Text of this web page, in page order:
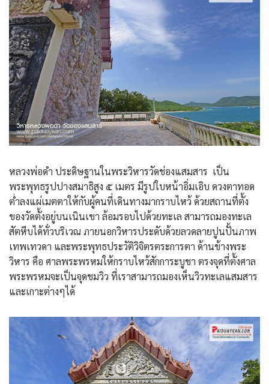
หลวงพ่อดำ ประดิษฐานในพระวิหารวัดช่องแสมสาร เป็น
พระพุทธรูปปางสมาธิสูง ๕ เมตร มีรูปใบหน้าอิ่มเอิบ ดวงตาทอด
ต่ำลงแผ่เมตตาให้กับผู้คนที่เดินทางมากราบไหว้ ด้วยสถานที่ตั้ง
ของวัดตั้งอยู่บนเนินเขา ล้อมรอบไปด้วยทะเล สามารถมองทะเล
สัตหีบได้ทั่วบริเวณ ภายนอกวิหารประดับด้วยลวดลายปูนปั้นภาพ
เทพเทวดา และพระพุทธประวัติวิจิตรตระการตา ด้านข้างพระ
วิหาร คือ ศาลพระพรหมให้กราบไหว้สักการะบูชา ตรงจุดที่ตั้งศาล
พระพรหมจะเป็นจุดชมวิว ที่เราสามารถมองเห็นวิวทะเลแสมสาร
และเกาะต่างๆได้